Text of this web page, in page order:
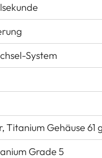
System
Titanium Gehäuse 61
Grade 5